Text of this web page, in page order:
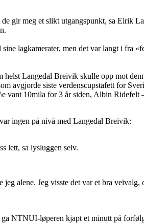
de gir meg et slikt utgangspunkt, sa Eirik
lagkamerater, men det var langt i fra
helst Langedal Breivik skulle opp mot
avgjorde siste verdenscupstafett for
vant 10mila for 3 år siden, Albin Ridefelt
ingen på nivå med Langedal Breivik:
lett, sa lysluggen selv.
alene. Jeg visste det var et bra
NTNUI-løperen kjapt et minutt på